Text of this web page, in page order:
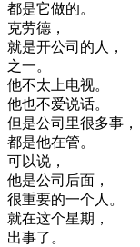
都是它做的。
克劳德 ，
就是开公司 的人 ，
之一。
他不太上电视。
他也不爱说话。
但是公司 里很多事 ，
都是他在管。
可以说 ，
他是公司 后面 ，
很重要的一个人。
就在这个星期 ，
出事了。